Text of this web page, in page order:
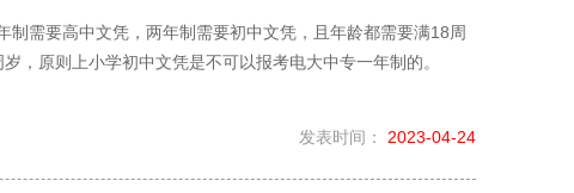
制需要高中文凭，两年制需要初中文凭，且年龄都需要满18周
，原则上小学初中文凭是不可以报考电大中专一年制的。
发表时间： 2023-04-24